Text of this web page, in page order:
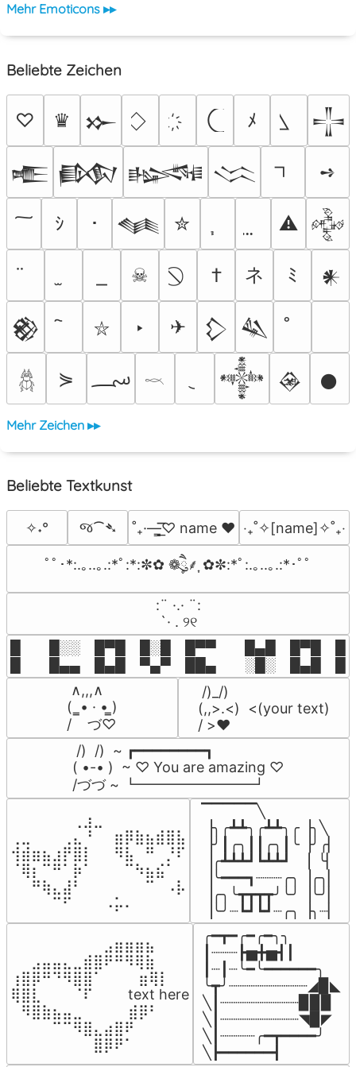
Mehr Emoticons ▸▸
Beliebte Zeichen
♡ ♛ 𒁍 ﾒ 𒋲
𒍫 𒁃 𒈙 𒈱 ➺
ｼ ･ 𒈝 ✮ ⚠ 𒅒
☠ † ネ ﾐ 𒀭
𒆙 ⛥ ‣ ✈ 𒁷 𒈑
𓆣 ⋟ ؄ 𓎖 𒀱 𒊲 𒊹
Mehr Zeichen ▸▸
Beliebte Textkunst
✧˖° જ⁀➴ ˚₊·—̳͟͞͞♡ name ♥️ ‎‧₊˚✧[name]✧˚₊‧
ﾟﾟ･*:.｡..｡.:*ﾟ:*:✼✿ ❁ཻུ۪۪⸙͎ ✿✼:*ﾟ:.｡..｡.:*･ﾟﾟ
⠀:¨ ·.· ¨:⠀
⠀ `· . ୨୧⠀
█  █░░ █▀█ █░█ █▀▀  █▄█ █▀█
█  █▄▄ █▄█ ▀▄▀ ██▄  ░█░ █▄█
∧,,,∧
(  ̳• · • ̳)
/    づ♡
/)_/)
(,,>.<)  <(your text)
/ >❤️
/)  /)  ~ ┏━━━━━━━━┓
( •-• )  ~ ♡ You are amazing ♡
/づづ ~ ┗━━━━━━━━┛
⠀⠀⠀⠀⠀⠀⢀⣰⣀⠀⠀⠀⠀⠀⠀⠀⠀
⢀⣀⠀⠀⠀⢀⣄⠘⠀⠀⣶⡿⣷⣦⣾⣿⣧
⢺⣾⣶⣦⣰⡟⣿⡇⠀⠀⠻⣧⠀⠛⠀⡘⠏
⠈⢿⡆⠉⠛⠁⡷⠁⠀⠀⠀⠉⠳⣦⣮⠁⠀
⠀⠀⠛⢷⣄⣼⠃⠀⠀⠀⠀⠀⠀⠉⠀⠠⡧
⠀⠀⠀⠀⠉⠋⠀⠀⠀⠠⡥⠄⠀⠀⠀⠀⠀
▔▔▔▔▔╲
▕╮╭┻┻╮╭┻┻╮╭▕╮╲
▕╯┃╭╮┃┃╭╮┃╰▕╯╭▏
▕╭┻┻┻┛┗┻┻┛  ▕  ╰▏
▕╰━━━┓┈┈┈╭╮▕╭╮▏
▕╭╮╰┳┳┳┳╯╰╯▕╰╯▏
▕╰╯┈┗┛┗┛┈╭╮▕╮┈▏
⠀⠀⠀⠀⠀⠀⠀⠀⠀⣠⣶⣶⣶⣦⠀⠀
⠀⠀⣠⣤⣤⣄⣀⣾⣿⠟⠛⠻⢿⣷⠀
⢰⣿⡿⠛⠙⠻⣿⣿⠁⠀⠀ ⠀⣶⢿⡇
⢿⣿⣇⠀⠀⠀⠈⠏⠀⠀⠀ text here
⠀⠻⣿⣷⣦⣤⣀⠀⠀⠀ ⠀⣾⡿⠃⠀
⠀⠀⠀⠀⠉⠉⠻⣿⣄⣴⣿⠟⠀⠀⠀
⠀⠀⠀⠀⠀⠀⠀⠀⣿⡿⠟⠁⠀⠀⠀
╭━┳━╭━╭━╮╮
┃┈┈┈┣▅╋▅┫┃
┃┈┃┈╰━╰━━━━━━╮
╰┳╯┈┈┈┈┈┈┈┈┈◢▉◣
╲┃┈┈┈┈┈┈┈┈┈▉▉▉
╲┃┈┈┈┈┈┈┈┈┈◥▉◤
╲┃┈┈┈┈╭━┳━━━━╯
╲┣━━━━━━┫﻿